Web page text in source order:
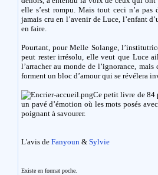
elle s’est rompu. Mais tout ceci n’a
jamais cru en l’avenir de Luce, l’enfant
en faire.
Pourtant, pour Melle Solange,
peut rester irrésolu, elle veut que Luce
l’arracher au monde de l’ignorance,
forment un bloc d’amour qui se révélera
Ce petit livre de 84
un pavé d’émotion où les mots posés
poignant à savourer.
L'avis de Fanyoun & Sylvie
Existe en format poche.